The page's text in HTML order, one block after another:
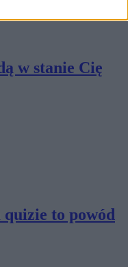
w stanie Cię
to powód